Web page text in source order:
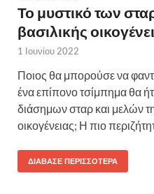
Το μυστικό των
βασιλικής
1 Ιουνίου 2022
Ποιος θα μπορούσε να
ένα επίπονο τσίμπημα θα
διάσημων σταρ και μελών
οικογένειας; Η πιο
ΔΙΆΒΑΣΕ ΠΕΡΙΣΣΌΤΕΡΑ